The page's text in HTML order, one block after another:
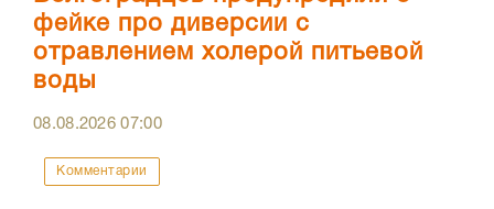
фейке про диверсии с
отравлением холерой питьевой
воды
08.08.202607:00
Комментарии